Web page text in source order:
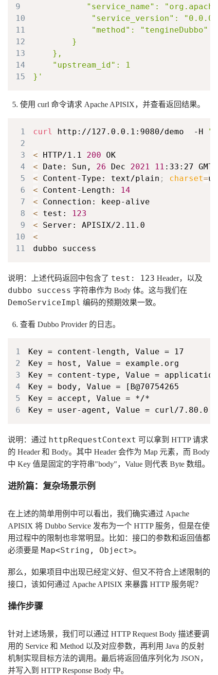
9
10
11
12
13
14
15
使用 curl 命令请求 Apache APISIX，并查看返回结果。
1 curl http://127.0.0.1:9080/demo  -H
2
3
< HTTP/1.1 200
4
< Date: Sun, 26 Dec 2021 11
5
< Content-Type: text/plain ; charset=
6
< Content-Length:
14
7
<
8
< test:
123
9
<
10
<
11
说明：上述代码返回中包含了 test: 123 Header，以及
dubbo success 字符串作为 Body 体。这与我们在
DemoServiceImpl 编码的预期效果一致。
查看 Dubbo Provider 的日志。
1
2
3
4
5
6
说明：通过 httpRequestContext 可以拿到 HTTP 请求
的 Header 和 Body。其中 Header 会作为 Map 元素，而 Body
中 Key 值是固定的字符串"body"，Value 则代表 Byte 数组。
进阶篇：复杂场景示例
在上述的简单用例中可以看出，我们确实通过 Apache
APISIX 将 Dubbo Service 发布为一个 HTTP 服务，但是在使
用过程中的限制也非常明显。比如：接口的参数和返回值都
必须要是 Map<String, Object>。
那么，如果项目中出现已经定义好、但又不符合上述限制的
接口，该如何通过 Apache APISIX 来暴露 HTTP 服务呢？
操作步骤
针对上述场景，我们可以通过 HTTP Request Body 描述要调
用的 Service 和 Method 以及对应参数，再利用 Java 的反射
机制实现目标方法的调用。最后将返回值序列化为 JSON，
并写入到 HTTP Response Body 中。